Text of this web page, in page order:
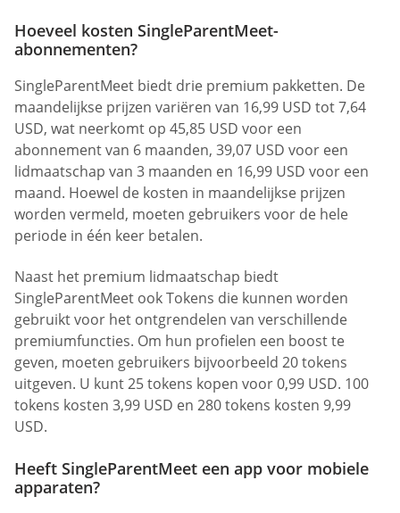
Hoeveel kosten SingleParentMeet-
abonnementen?
SingleParentMeet biedt drie premium pakketten. De
maandelijkse prijzen variëren van 16,99 USD tot 7,64
USD, wat neerkomt op 45,85 USD voor een
abonnement van 6 maanden, 39,07 USD voor een
lidmaatschap van 3 maanden en 16,99 USD voor een
maand. Hoewel de kosten in maandelijkse prijzen
worden vermeld, moeten gebruikers voor de hele
periode in één keer betalen.
Naast het premium lidmaatschap biedt
SingleParentMeet ook Tokens die kunnen worden
gebruikt voor het ontgrendelen van verschillende
premiumfuncties. Om hun profielen een boost te
geven, moeten gebruikers bijvoorbeeld 20 tokens
uitgeven. U kunt 25 tokens kopen voor 0,99 USD. 100
tokens kosten 3,99 USD en 280 tokens kosten 9,99
USD.
Heeft SingleParentMeet een app voor mobiele
apparaten?